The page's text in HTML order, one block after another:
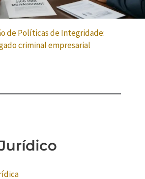
de Políticas de Integridade:
criminal empresarial